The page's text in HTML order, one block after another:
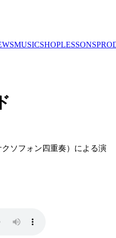
MUSICSHOPLESSONS
クソフォン四重奏）による演